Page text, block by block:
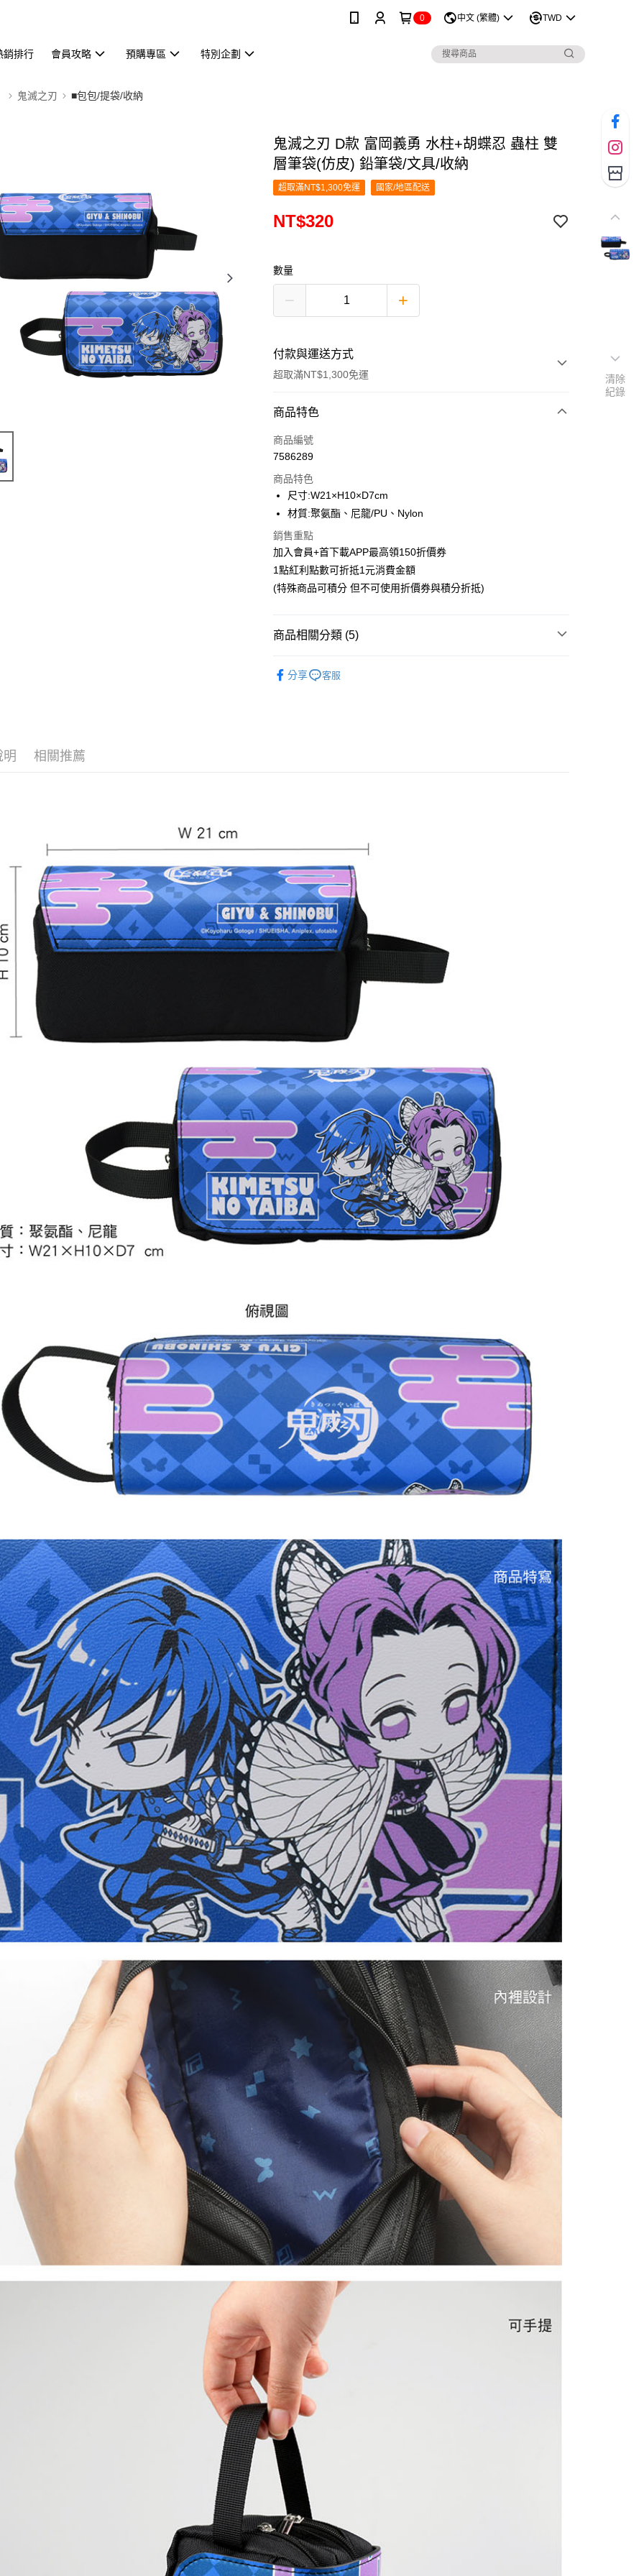
0 中文 (繁體) TWD
銷排行 會員攻略 預購專區 特別企劃
鬼滅之刃 ■包包/提袋/收納
鬼滅之刃 D款 富岡義勇 水柱+胡蝶忍 蟲柱 雙
層筆袋(仿皮) 鉛筆袋/文具/收納
超取滿NT$1,300免運 國家/地區配送
NT$320
數量
付款與運送方式
超取滿NT$1,300免運
付款方式
信用卡一次付款
LINE Pay
Apple Pay
悠遊付
Google Pay
ATM付款
運送方式
每筆NT$65，滿NT$1,300(含以上)免運費
付款後7-11取貨
每筆NT$65，滿NT$1,300(含以上)免運費
宅配-木棉花樂園專用
每筆NT$100，滿NT$1,300(含以上)免運費
宅配-離島(澎湖/金門/馬祖)-木棉花樂園專用
黑貓宅配-貨到付款
每筆NT$150
✈️ 海外配送
商品特色
商品編號
7586289
商品特色
尺寸:W21×H10×D7cm
材質:聚氨酯、尼龍/PU、Nylon
銷售重點
加入會員+首下載APP最高領150折價券
1點紅利點數可折抵1元消費金額
(特殊商品可積分 但不可使用折價券與積分折抵)
商品相關分類 (5)
刃
■包包/提袋/收納
分享 客服
明 相關推薦
清除
紀錄